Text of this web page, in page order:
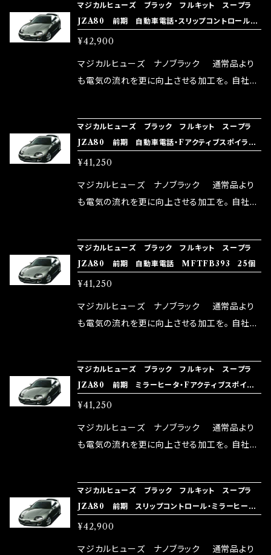
rz）の2店舗の専売品になりますので宜しくお願
い致します。
メ！ レーシングドライバーMAX織戸選手がテス
ターとなり吟味し時間を掛けて検証し、これは
体感出来て面白く、車には必ずプラスになりデメ
リットが無い。と。 コラボ開発製品です。 購入先
はこちらのマジカルヒューズ直販サイトと横浜に
rz）の2店舗の専売品になりますので宜しくお願
い致します。
マジカルヒューズ ブラック フルキット スープラ
JZA80 前期 自動車電話・スリップコントロール
MFTFB395 26個
¥42,900
マジカルヒューズ ナノブラック 通常品より
も電気の流れを更に向上させる加工を。 自社比
メ！ レーシングドライバーMAX織戸選手がテス
ターとなり吟味し時間を掛けて検証し、これは
体感出来て面白く、車には必ずプラスになりデメ
リットが無い。と。 コラボ開発製品です。 購入先
はこちらのマジカルヒューズ直販サイトと横浜に
rz）の2店舗の専売品になりますので宜しくお願
い致します。
マジカルヒューズ ブラック フルキット スープラ
JZA80 前期 自動車電話・Fアクティブスポイラ
MFTFB394 25個
¥41,250
マジカルヒューズ ナノブラック 通常品より
も電気の流れを更に向上させる加工を。 自社比
メ！ レーシングドライバーMAX織戸選手がテス
ターとなり吟味し時間を掛けて検証し、これは
体感出来て面白く、車には必ずプラスになりデメ
リットが無い。と。 コラボ開発製品です。 購入先
はこちらのマジカルヒューズ直販サイトと横浜に
rz）の2店舗の専売品になりますので宜しくお願
い致します。
マジカルヒューズ ブラック フルキット スープラ
JZA80 前期 自動車電話 MFTFB393 25個
¥41,250
マジカルヒューズ ナノブラック 通常品より
も電気の流れを更に向上させる加工を。 自社比
メ！ レーシングドライバーMAX織戸選手がテス
ターとなり吟味し時間を掛けて検証し、これは
体感出来て面白く、車には必ずプラスになりデメ
リットが無い。と。 コラボ開発製品です。 購入先
はこちらのマジカルヒューズ直販サイトと横浜に
rz）の2店舗の専売品になりますので宜しくお願
い致します。
マジカルヒューズ ブラック フルキット スープラ
JZA80 前期 ミラーヒータ・Fアクティブスポイ
ラ MFTFB392 25個
¥41,250
マジカルヒューズ ナノブラック 通常品より
も電気の流れを更に向上させる加工を。 自社比
メ！ レーシングドライバーMAX織戸選手がテス
ターとなり吟味し時間を掛けて検証し、これは
体感出来て面白く、車には必ずプラスになりデメ
リットが無い。と。 コラボ開発製品です。 購入先
マジカルヒューズ ブラック フルキット スープラ
JZA80 前期 スリップコントロール・ミラーヒータ・
Fアクティブスポイラ MFTFB391 26個
¥42,900
マジカルヒューズ ナノブラック 通常品より